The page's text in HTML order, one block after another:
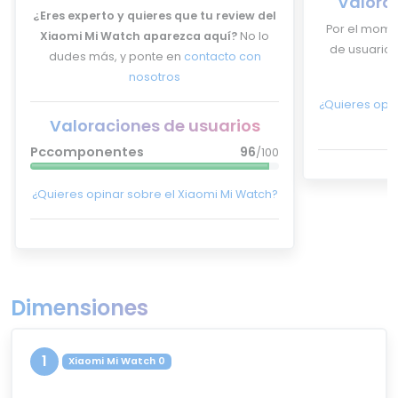
¿Eres experto y quieres que tu review del
Xiaomi Mi Watch aparezca aquí? No lo
dudes más, y ponte en contacto con
nosotros
Valoraciones de usuarios
Pccomponentes 96/100
¿Quieres opinar sobre el Xiaomi Mi Watch?
Por el
de usuarios
¿Quieres
Dimensiones
1 Xiaomi Mi Watch 0